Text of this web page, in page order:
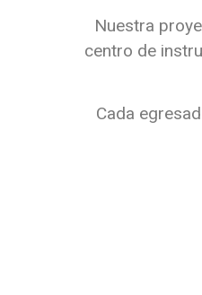
Nuestra
centro de
Cada